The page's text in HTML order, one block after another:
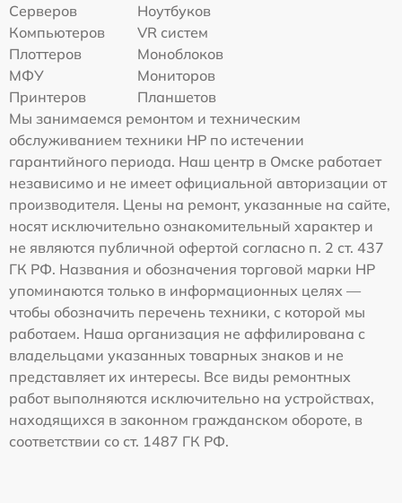
Серверов
Ноутбуков
Компьютеров
VR систем
Плоттеров
Моноблоков
МФУ
Мониторов
Принтеров
Планшетов
Мы занимаемся ремонтом и техническим
обслуживанием техники HP по истечении
гарантийного периода. Наш центр в Омске работает
независимо и не имеет официальной авторизации от
производителя. Цены на ремонт, указанные на сайте,
носят исключительно ознакомительный характер и
не являются публичной офертой согласно п. 2 ст. 437
ГК РФ. Названия и обозначения торговой марки HP
упоминаются только в информационных целях —
чтобы обозначить перечень техники, с которой мы
работаем. Наша организация не аффилирована с
владельцами указанных товарных знаков и не
представляет их интересы. Все виды ремонтных
работ выполняются исключительно на устройствах,
находящихся в законном гражданском обороте, в
соответствии со ст. 1487 ГК РФ.